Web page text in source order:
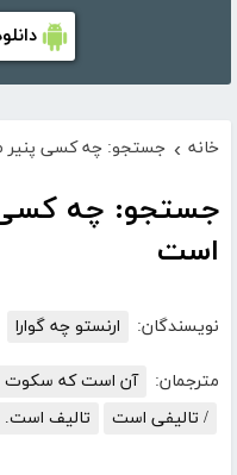
خانه › جستجو: چه کسی پنیر
جستجو: چه کسی
است
نویسندگان: ارنستو چه گوارا
مترجمان: آن است که سکوت
/ تالیفی است
تالیف است.